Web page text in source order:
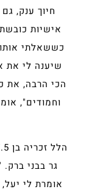
חיוך ענק,
אישיות
כששאלתי
שיענה לי את
הכי הרבה, את
וחמודים",
גר בבני
אומרת לי